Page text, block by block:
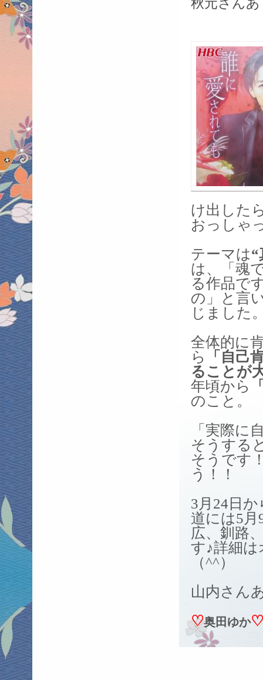
け出した
おっしゃ
テーマは“
は、「魂
る作品で
の」と言
じました
全体的に
ら
「自己
ることが
年頃から
のこと。
「実際に
そうする
そうです
う！！
3月24日
道には5月
広、釧路
す♪詳細
（^^）
山内さん
♡奥田ゆか♡